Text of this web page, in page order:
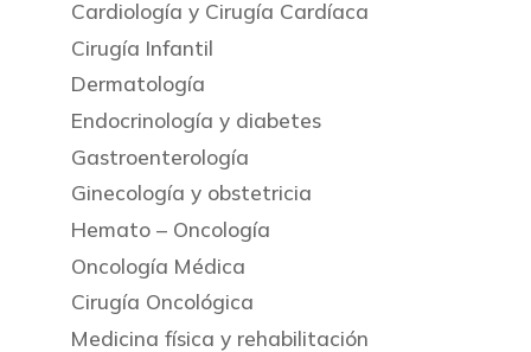
Cardiología y Cirugía Cardíaca
Cirugía Infantil
Dermatología
Endocrinología y diabetes
Gastroenterología
Ginecología y obstetricia
Hemato – Oncología
Oncología Médica
Cirugía Oncológica
Medicina física y rehabilitación